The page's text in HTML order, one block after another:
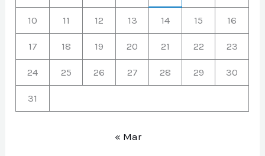
10 11 12 13 14 15 16
17 18 19 20 21 22 23
24 25 26 27 28 29 30
31
« Mar